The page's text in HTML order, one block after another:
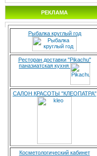
РЕКЛАМА
Рыбалка круглый год
Ресторан доставки "Pikachu"
паназиатская кухня
САЛОН КРАСОТЫ "КЛЕОПАТРА"
Косметологический кабинет